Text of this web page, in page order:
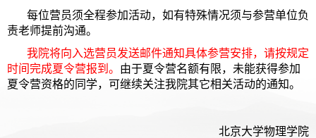
每位营员须全程参加活动，如有特殊情况须与参营单位负
责老师提前沟通。
我院将向入选营员发送邮件通知具体参营安排，请按规定
时间完成夏令营报到。 由于夏令营名额有限，未能获得参加
夏令营资格的同学，可继续关注我院其它相关活动的通知。
北京大学物理学院